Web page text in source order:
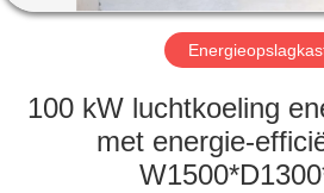
ONGEVEER
FABRIEKSREIS
100 kW luchtkoeling
met energie-